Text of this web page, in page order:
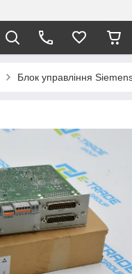
Блок управління